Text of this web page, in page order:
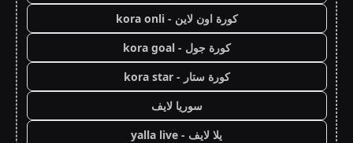
كورة اون لاين - kora onli
كورة جول - kora goal
كورة ستار - kora star
سوريا لايف
يلا لايف - yalla live